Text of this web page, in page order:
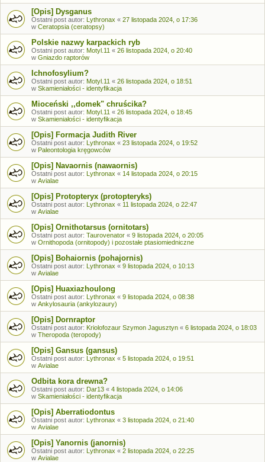
[Opis] Dysganus
Ostatni post autor: Lythronax « 27 listopada 2024, o 17:36
w Ceratopsia (ceratopsy)
Polskie nazwy karpackich ryb
Ostatni post autor: Motyl.11 « 26 listopada 2024, o 20:40
w Gniazdo raptorów
Ichnofosylium?
Ostatni post autor: Motyl.11 « 26 listopada 2024, o 18:51
w Skamieniałości - identyfikacja
Mioceński ,,domek" chruścika?
Ostatni post autor: Motyl.11 « 26 listopada 2024, o 18:45
w Skamieniałości - identyfikacja
[Opis] Formacja Judith River
Ostatni post autor: Lythronax « 23 listopada 2024, o 19:52
w Paleontologia kręgowców
[Opis] Navaornis (nawaornis)
Ostatni post autor: Lythronax « 14 listopada 2024, o 20:15
w Avialae
[Opis] Protopteryx (protopteryks)
Ostatni post autor: Lythronax « 11 listopada 2024, o 22:47
w Avialae
[Opis] Ornithotarsus (ornitotars)
Ostatni post autor: Taurovenator « 9 listopada 2024, o 20:05
w Ornithopoda (ornitopody) i pozostałe ptasiomiedniczne
[Opis] Bohaiornis (pohajornis)
Ostatni post autor: Lythronax « 9 listopada 2024, o 10:13
w Avialae
[Opis] Huaxiazhoulong
Ostatni post autor: Lythronax « 9 listopada 2024, o 08:38
w Ankylosauria (ankylozaury)
[Opis] Dornraptor
Ostatni post autor: Kriolofozaur Szymon Jagusztyn « 6 listopada 2024, o 18:03
w Theropoda (teropody)
[Opis] Gansus (gansus)
Ostatni post autor: Lythronax « 5 listopada 2024, o 19:51
w Avialae
Odbita kora drewna?
Ostatni post autor: Dar13 « 4 listopada 2024, o 14:06
w Skamieniałości - identyfikacja
[Opis] Aberratiodontus
Ostatni post autor: Lythronax « 3 listopada 2024, o 21:40
w Avialae
[Opis] Yanornis (janornis)
Ostatni post autor: Lythronax « 2 listopada 2024, o 22:25
w Avialae